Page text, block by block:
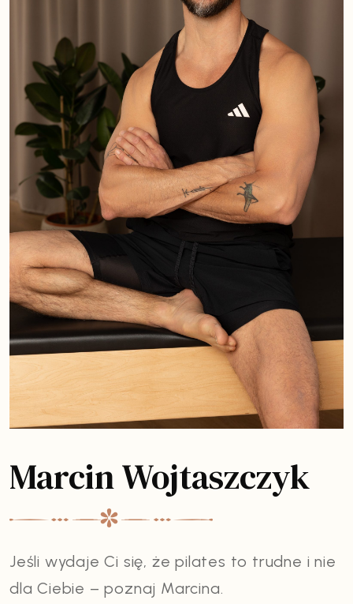
Marcin Wojtaszczyk
Jeśli wydaje Ci się, że pilates to trudne i nie
dla Ciebie – poznaj Marcina.